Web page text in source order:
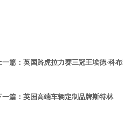
一篇： 英国路虎拉力赛三冠王埃德·科
一篇： 英国高端车辆定制品牌斯特林